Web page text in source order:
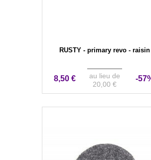
RUSTY - primary revo - raisin
8,50 €
au lieu de
20,00 €
-